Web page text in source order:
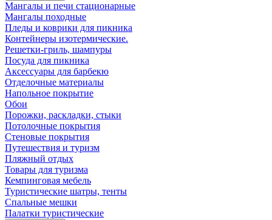
Мангалы и печи стационарные
Мангалы походные
Пледы и коврики для пикника
Контейнеры изотермические.
Решетки-гриль, шампуры
Посуда для пикника
Аксессуары для барбекю
Отделочные материалы
Напольное покрытие
Обои
Порожки, раскладки, стыки
Потолочные покрытия
Стеновые покрытия
Путешествия и туризм
Пляжный отдых
Товары для туризма
Кемпинговая мебель
Туристические шатры, тенты
Спальные мешки
Палатки туристические